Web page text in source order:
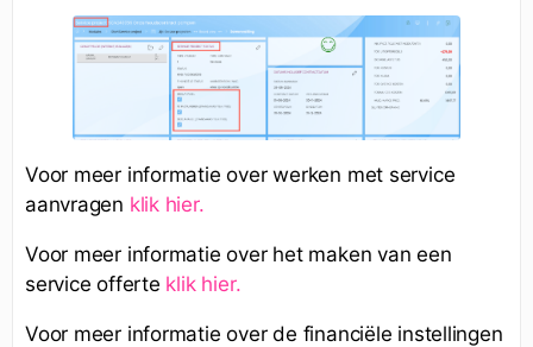
Voor meer informatie over werken met service
aanvragen klik hier.
Voor meer informatie over het maken van een
service offerte klik hier.
Voor meer informatie over de financiële instellingen